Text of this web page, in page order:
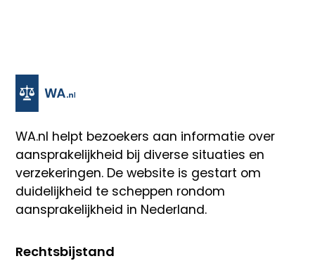
WA.nl helpt bezoekers aan informatie over
aansprakelijkheid bij diverse situaties en
verzekeringen. De website is gestart om
duidelijkheid te scheppen rondom
aansprakelijkheid in Nederland.
Rechtsbijstand